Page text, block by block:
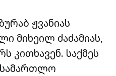
ჟვანიას
მიხეილ ძაძამიას,
კითხავენ. საქმეს